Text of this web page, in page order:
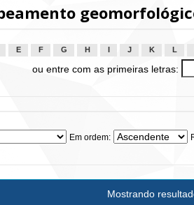
E F G H J K L
ou entre com as primeiras letras:
Em ordem:
Mostrando